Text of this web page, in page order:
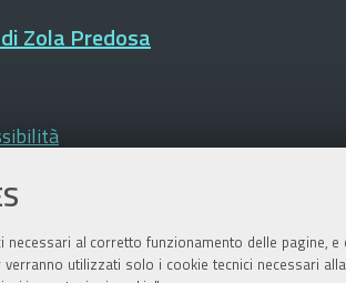
necessari al corretto funzionamento delle pagine,
verranno utilizzati solo i cookie tecnici necessari
Zola Predosa